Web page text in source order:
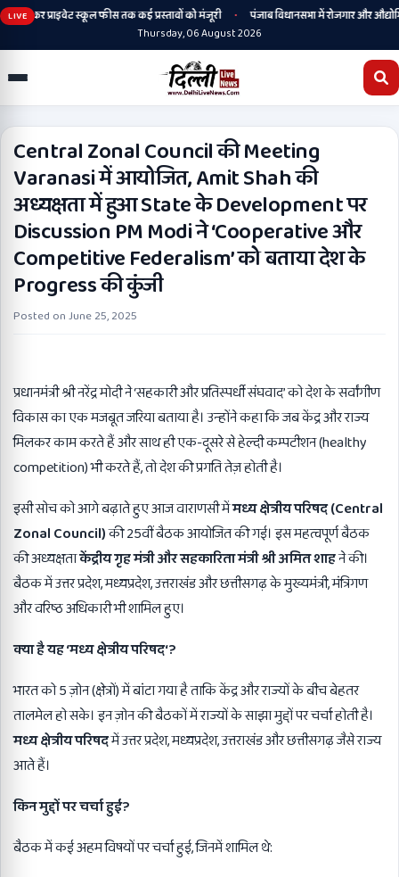
LIVE
लेकर प्राइवेट स्कूल फीस तक कई प्रस्तावों को मंजूरी •
पंजाब विधानसभा में रोजगार और औद्योगिक
Thursday, 06 August 2026
Central Zonal Council की Meeting
Varanasi में आयोजित, Amit Shah की
अध्यक्षता में हुआ State के Development पर
Discussion PM Modi ने ‘Cooperative और
Competitive Federalism’ को बताया देश के
Progress की कुंजी
Posted onJune 25, 2025
प्रधानमंत्री श्री नरेंद्र मोदी ने ‘सहकारी और प्रतिस्पर्धी संघवाद’ को देश के सर्वांगीण
विकास का एक मजबूत जरिया बताया है। उन्होंने कहा कि जब केंद्र और राज्य
मिलकर काम करते हैं और साथ ही एक-दूसरे से हेल्दी कम्पटीशन (healthy
competition) भी करते हैं, तो देश की प्रगति तेज़ होती है।
इसी सोच को आगे बढ़ाते हुए आज वाराणसी मेंमध्य क्षेत्रीय परिषद (Central
Zonal Council)की 25वीं बैठक आयोजित की गई। इस महत्वपूर्ण बैठक
की अध्यक्षताकेंद्रीय गृह मंत्री और सहकारिता मंत्री श्री अमित शाहने की।
बैठक में उत्तर प्रदेश, मध्यप्रदेश, उत्तराखंड और छत्तीसगढ़ के मुख्यमंत्री, मंत्रिगण
और वरिष्ठ अधिकारी भी शामिल हुए।
क्या है यह‘मध्य क्षेत्रीय परिषद‘?
भारत को 5 ज़ोन (क्षेत्रों) में बांटा गया है ताकि केंद्र और राज्यों के बीच बेहतर
तालमेल हो सके। इन ज़ोन की बैठकों में राज्यों के साझा मुद्दों पर चर्चा होती है।
मध्य क्षेत्रीय परिषदमें उत्तर प्रदेश, मध्यप्रदेश, उत्तराखंड और छत्तीसगढ़ जैसे राज्य
आते हैं।
किन मुद्दों पर चर्चा हुई?
बैठक में कई अहम विषयों पर चर्चा हुई, जिनमें शामिल थे: